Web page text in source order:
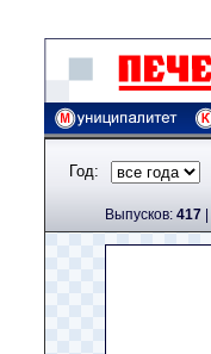
Год:
Выпусков: 417 |